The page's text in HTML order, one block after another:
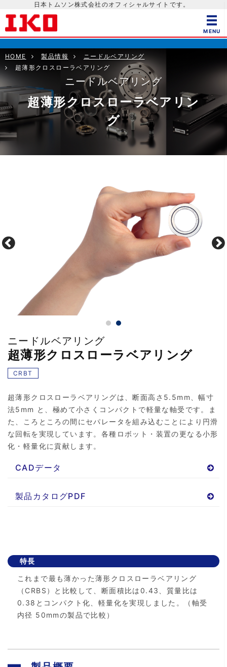
日本トムソン株式会社のオフィシャルサイトです。
HOME 製品情報
ニードルベアリング
超薄形クロスローラベアリング
ニードルベアリング
超薄形クロスローラベアリン
グ
ニードルベアリング
超薄形クロスローラベアリング
CRBT
超薄形クロスローラベアリングは、断面高さ5.5mm、幅寸
法5mm と、極めて小さくコンパクトで軽量な軸受です。ま
た、ころところの間にセパレータを組み込むことにより円滑
な回転を実現しています。各種ロボット・装置の更なる小形
化・軽量化に貢献します。
CADデータ
製品カタログPDF
特長
これまで最も薄かった薄形クロスローラベアリング
（CRBS）と比較して、断面積比は0.43、質量比は
0.38とコンパクト化、軽量化を実現しました。（軸受
内径 50mmの製品で比較）